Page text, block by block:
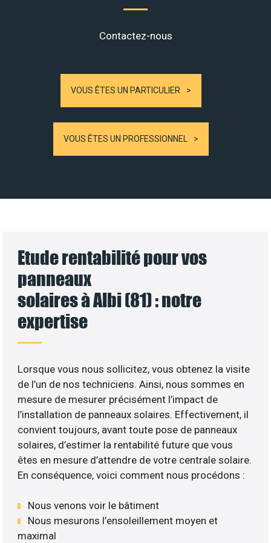
Contactez-nous
VOUS ÊTES UN PARTICULIER
VOUS ÊTES UN PROFESSIONNEL
Etude rentabilité pour vos
panneaux
solaires à Albi (81) : notre
expertise
Lorsque vous nous sollicitez, vous obtenez la visite
de l’un de nos techniciens. Ainsi, nous sommes en
mesure de mesurer précisément l’impact de
l’installation de panneaux solaires. Effectivement, il
convient toujours, avant toute pose de panneaux
solaires, d’estimer la rentabilité future que vous
êtes en mesure d’attendre de votre centrale solaire.
En conséquence, voici comment nous procédons :
Nous venons voir le bâtiment
Nous mesurons l’ensoleillement moyen et
maximal